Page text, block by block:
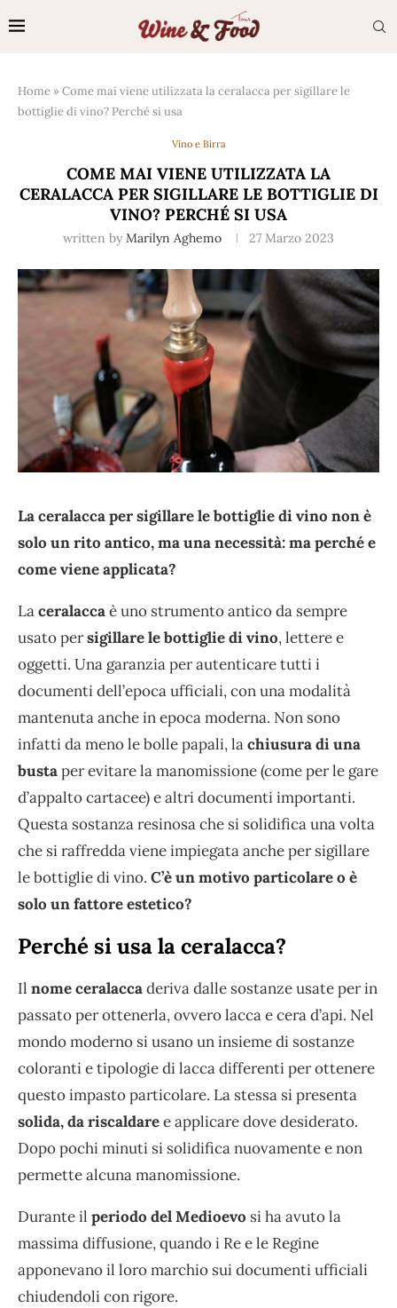
Home »Come mai viene utilizzata la ceralacca per sigillare le
bottiglie di vino? Perché si usa
Vino e Birra
COME MAI VIENE UTILIZZATA LA
CERALACCA PER SIGILLARE LE BOTTIGLIE DI
VINO? PERCHÉ SI USA
written by Marilyn Aghemo 27 Marzo 2023
La ceralacca per sigillare le bottiglie di vino non è
solo un rito antico, ma una necessità: ma perché e
come viene applicata?
Laceralaccaè uno strumento antico da sempre
usato persigillare le bottiglie di vino, lettere e
oggetti. Una garanzia per autenticare tutti i
documenti dell’epoca ufficiali, con una modalità
mantenuta anche in epoca moderna. Non sono
infatti da meno le bolle papali, lachiusura di una
bustaper evitare la manomissione (come per le gare
d’appalto cartacee) e altri documenti importanti.
Questa sostanza resinosa che si solidifica una volta
che si raffredda viene impiegata anche per sigillare
le bottiglie di vino. C’è un motivo particolare o è
solo un fattore estetico?
Perché si usa la ceralacca?
Il nome ceralaccaderiva dalle sostanze usate per in
passato per ottenerla, ovvero lacca e cera d’api. Nel
mondo moderno si usano un insieme di sostanze
coloranti e tipologie di lacca differenti per ottenere
questo impasto particolare. La stessa si presenta
solida, da riscaldaree applicare dove desiderato.
Dopo pochi minuti si solidifica nuovamente e non
permette alcuna manomissione.
Durante il periodo del Medioevo si ha avuto la
massima diffusione, quando i Re e le Regine
apponevano il loro marchio sui documenti ufficiali
chiudendoli con rigore.